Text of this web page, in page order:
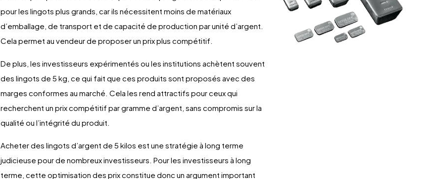
pour les lingots plus grands, car ils nécessitent moins de matériaux
d’emballage, de transport et de capacité de production par unité d’argent.
Cela permet au vendeur de proposer un prix plus compétitif.
De plus, les investisseurs expérimentés ou les institutions achètent souvent
des lingots de 5 kg, ce qui fait que ces produits sont proposés avec des
marges conformes au marché. Cela les rend attractifs pour ceux qui
recherchent un prix compétitif par gramme d’argent, sans compromis sur la
qualité ou l’intégrité du produit.
Acheter des lingots d’argent de 5 kilos est une stratégie à long terme
judicieuse pour de nombreux investisseurs. Pour les investisseurs à long
terme, cette optimisation des prix constitue donc un argument important